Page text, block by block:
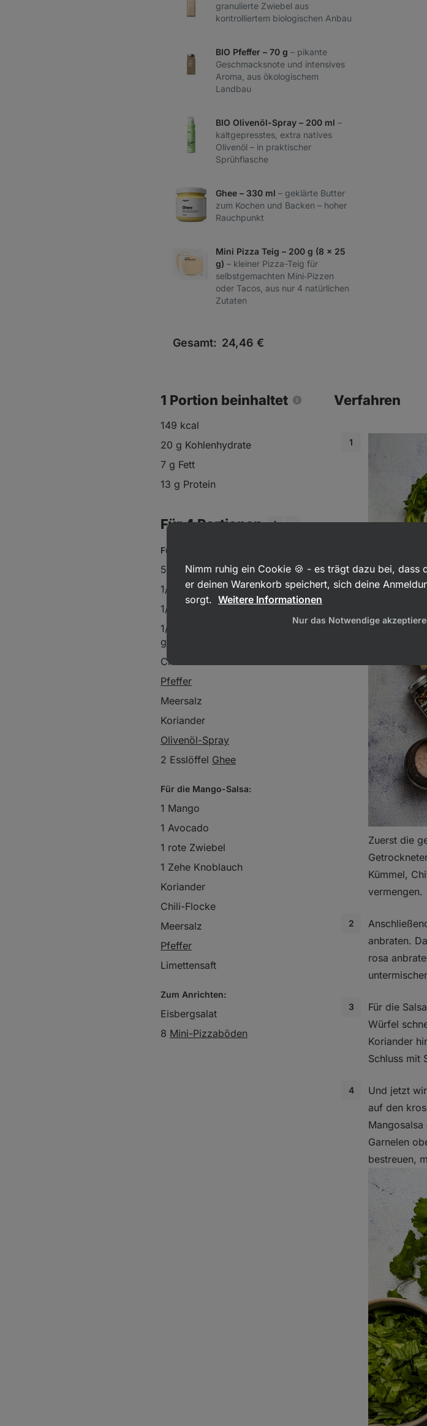
granulierte Zwiebel aus
kontrolliertem biologischen Anbau
BIO Pfeffer – 70 g – pikante
Geschmacksnote und intensives
Aroma, aus ökologischem
Landbau
BIO Olivenöl-Spray – 200 ml –
kaltgepresstes, extra natives
Olivenöl – in praktischer
Sprühflasche
Ghee – 330 ml – geklärte Butter
zum Kochen und Backen – hoher
Rauchpunkt
Mini Pizza Teig – 200 g (8 x 25
g) – kleiner Pizza-Teig für
selbstgemachten Mini‑Pizzen
oder Tacos, aus nur 4 natürlichen
Zutaten
Gesamt: 24,46 €
1 Portion beinhaltet
149 kcal
20 g Kohlenhydrate
7 g Fett
13 g Protein
Für 4 Portionen
Für Garnelen:
500 g Garnelen
1/2 TeelöffelKnoblauchgranulat
1/2 Teelöffel
1/2 Teelöffel Kreuzkümmel
gemahlen
Chili-Flocke
Pfeffer
Meersalz
Koriander
Olivenöl-Spray
2 Esslöffel Ghee
Für die Mango-Salsa:
1 Mango
1 Avocado
1 rote Zwiebel
1 Zehe Knoblauch
Koriander
Chili-Flocke
Meersalz
Pfeffer
Limettensaft
Zum Anrichten:
Eisbergsalat
8 Mini-Pizzaböden
Verfahren
Zuerst die
Kümmel,
vermengen.
anbraten.
rosa
Für die
Würfel
Koriander
Schluss mit
Und jetzt
auf den
Garnelen
bestreuen,
Nimm ruhig ein Cookie 🍪 - es trägt dazu bei, dass
er deinen Warenkorb speichert, sich deine
sorgt. Weitere Informationen
Nur das Notwendige